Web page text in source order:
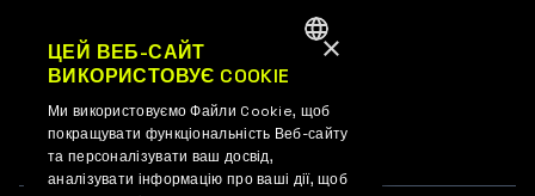
UKRAINIAN
×
ЦЕЙ ВЕБ-САЙТ
ВИКОРИСТОВУЄ COOKIE
Ми використовуємо Файли Cookie, щоб
покращувати функціональність Веб-сайту
та персоналізувати ваш досвід,
аналізувати інформацію про ваші дії, щоб